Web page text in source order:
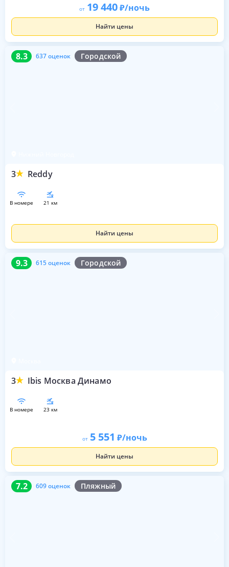
от 19 440 /ночь
Найти цены
8.3 637 оценок Городской
3 Reddy
8.3 637 оценок
в номере 21 км
Найти цены
9.3 615 оценок Городской
3 Ibis Москва Динамо
9.3 615 оценок
в номере 23 км
от 5 551 /ночь
Найти цены
7.2 609 оценок Пляжный
7.2 609 оценок